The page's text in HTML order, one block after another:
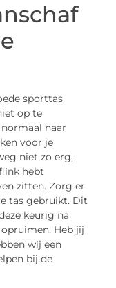
sporttas
op te
naar
voor je
niet zo erg,
hebt
zitten. Zorg er
tas gebruikt. Dit
keurig na
Heb jij
wij een
bij de